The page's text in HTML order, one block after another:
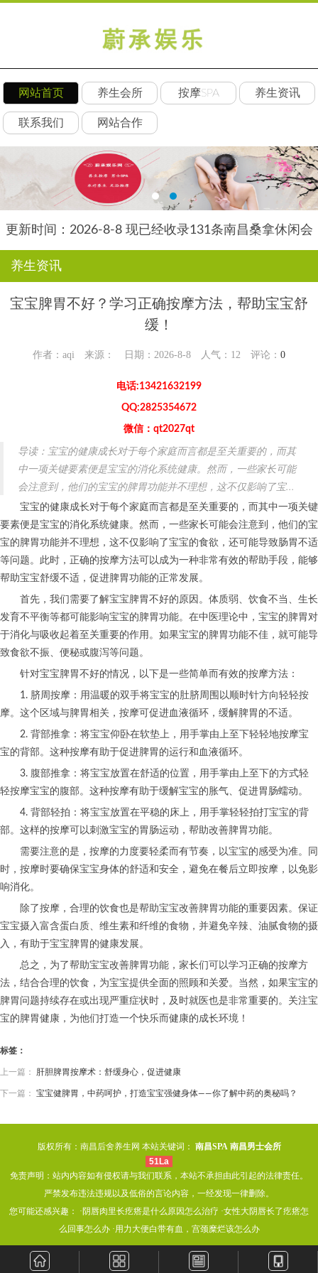
网站首页 养生会所 按摩SPA 养生资讯
联系我们 网站合作
更新时间：2026-8-8 现已经收录131条南昌桑拿休闲会
养生资讯
宝宝脾胃不好？学习正确按摩方法，帮助宝宝舒
缓！
作者：aqi 来源： 日期：2026-8-8 人气： 12 评论： 0
电话:13421632199
QQ:2825354672
微信：qt2027qt
导读：宝宝的健康成长对于每个家庭而言都是至关重要的，而其
中一项关键要素便是宝宝的消化系统健康。然而，一些家长可能
会注意到，他们的宝宝的脾胃功能并不理想，这不仅影响了宝...
宝宝的健康成长对于每个家庭而言都是至关重要的，而其中一项关键
要素便是宝宝的消化系统健康。然而，一些家长可能会注意到，他们的宝
宝的脾胃功能并不理想，这不仅影响了宝宝的食欲，还可能导致肠胃不适
等问题。此时，正确的按摩方法可以成为一种非常有效的帮助手段，能够
帮助宝宝舒缓不适，促进脾胃功能的正常发展。
首先，我们需要了解宝宝脾胃不好的原因。体质弱、饮食不当、生长
发育不平衡等都可能影响宝宝的脾胃功能。在中医理论中，宝宝的脾胃对
于消化与吸收起着至关重要的作用。如果宝宝的脾胃功能不佳，就可能导
致食欲不振、便秘或腹泻等问题。
针对宝宝脾胃不好的情况，以下是一些简单而有效的按摩方法：
1. 脐周按摩：用温暖的双手将宝宝的肚脐周围以顺时针方向轻轻按
摩。这个区域与脾胃相关，按摩可促进血液循环，缓解脾胃的不适。
2. 背部推拿：将宝宝仰卧在软垫上，用手掌由上至下轻轻地按摩宝
宝的背部。这种按摩有助于促进脾胃的运行和血液循环。
3. 腹部推拿：将宝宝放置在舒适的位置，用手掌由上至下的方式轻
轻按摩宝宝的腹部。这种按摩有助于缓解宝宝的胀气、促进胃肠蠕动。
4. 背部轻拍：将宝宝放置在平稳的床上，用手掌轻轻拍打宝宝的背
部。这样的按摩可以刺激宝宝的胃肠运动，帮助改善脾胃功能。
需要注意的是，按摩的力度要轻柔而有节奏，以宝宝的感受为准。同
时，按摩时要确保宝宝身体的舒适和安全，避免在餐后立即按摩，以免影
响消化。
除了按摩，合理的饮食也是帮助宝宝改善脾胃功能的重要因素。保证
宝宝摄入富含蛋白质、维生素和纤维的食物，并避免辛辣、油腻食物的摄
入，有助于宝宝脾胃的健康发展。
总之，为了帮助宝宝改善脾胃功能，家长们可以学习正确的按摩方
法，结合合理的饮食，为宝宝提供全面的照顾和关爱。当然，如果宝宝的
脾胃问题持续存在或出现严重症状时，及时就医也是非常重要的。关注宝
宝的脾胃健康，为他们打造一个快乐而健康的成长环境！
标签：
上一篇： 肝胆脾胃按摩术：舒缓身心，促进健康
下一篇： 宝宝健脾胃，中药呵护，打造宝宝强健身体——你了解中药的奥秘吗？
版权所有：南昌后舍养生网 本站关键词： 南昌SPA 南昌男士会所
51La
免责声明：站内内容如有侵权请与我们联系，本站不承担由此引起的法律责任。
严禁发布违法违规以及低俗的言论内容，一经发现一律删除。
您可能还感兴趣： ·阴唇肉里长疙瘩是什么原因怎么治疗 ·女性大阴唇长了疙瘩怎
么回事怎么办·用力大便白带有血，宫颈糜烂该怎么办